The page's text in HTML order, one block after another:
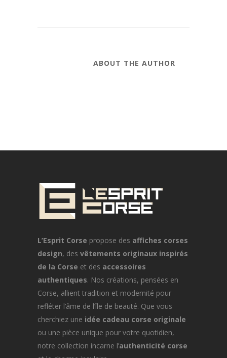
ABOUT THE AUTHOR
L’Esprit Corse propose des affiches corses
design, des vêtements originaux inspirés
de la Corse et des accessoires
authentiques. Nos créations, pensées en
Corse, allient tradition et modernité pour
refléter l’âme de l’île de beauté. Que vous
cherchiez une idée cadeau corse originale
ou une pièce unique pour votre quotidien,
notre collection incarne l’authenticité corse